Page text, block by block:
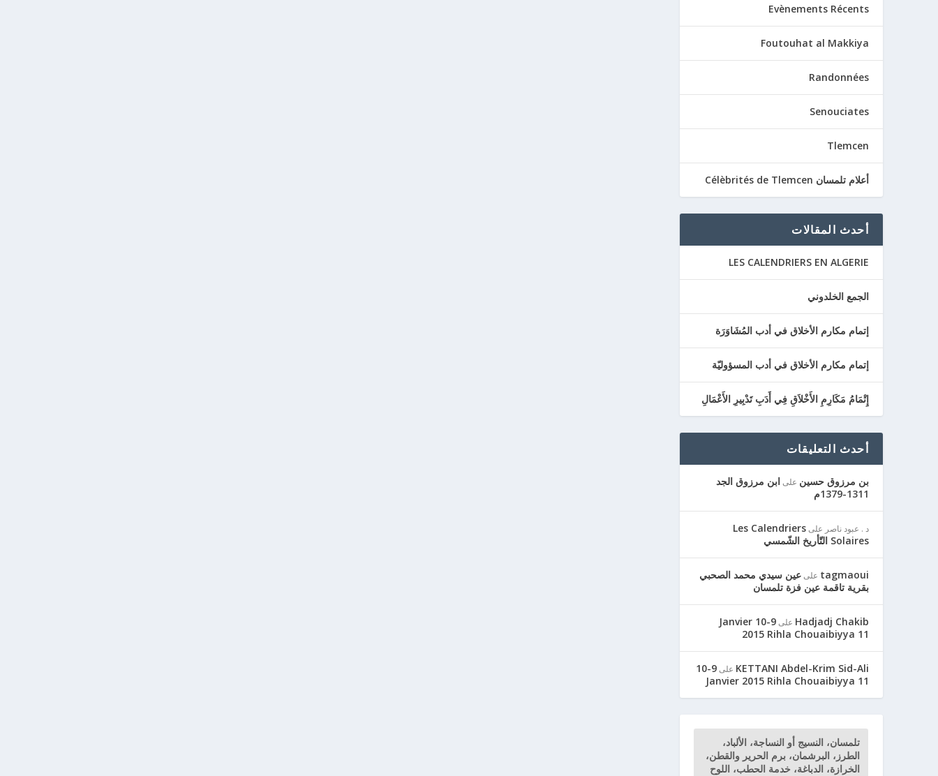
Evènements Récents
Foutouhat al Makkiya
Randonnées
Senouciates
Tlemcen
أعلام تلمسان Célèbrités de Tlemcen
أحدث المقالات
LES CALENDRIERS EN ALGERIE
الجمع الخلدوني
إتمام مكارم الأخلاق في أدب المُشَاوَرَة
إتمام مكارم الأخلاق في أدب المسؤوليّة
إِتْمَامُ مَكَارِمِ الأَخْلاَقِ فِي أَدَبِ تَدْبِيرِ الأَعْمَالِ
أحدث التعليقات
بن مرزوق حسين علىابن مرزوق الجد
1311-1379م
د . عبود ناصر علىLes Calendriers
Solaires التّأريخ الشّمسي
tagmaoui علىعين سيدي محمد الصحبي
بقرية تاقمة عين فزة تلمسان
Hadjadj Chakib على
9-10 Janvier
2015 Rihla Chouaibiyya 11
KETTANI Abdel-Krim Sid-Ali على
9-10
Janvier 2015 Rihla Chouaibiyya 11
تلمسان، النسيج أو النساجة، الألباد،
الطرز، البرشمان، برم الحرير والقطن،
الخرازة، الدباغة، خدمة الحطب، اللوح